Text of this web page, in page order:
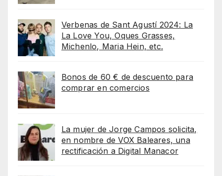
Verbenas de Sant Agustí 2024: La
La Love You, Oques Grasses,
Michenlo, Maria Hein, etc.
Bonos de 60 € de descuento para
comprar en comercios
La mujer de Jorge Campos solicita,
en nombre de VOX Baleares, una
rectificación a Digital Manacor